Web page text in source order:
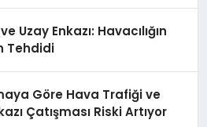
Uzay Enkazı: Havacılığın
Tehdidi
Göre Hava Trafiği ve
Çatışması Riski Artıyor